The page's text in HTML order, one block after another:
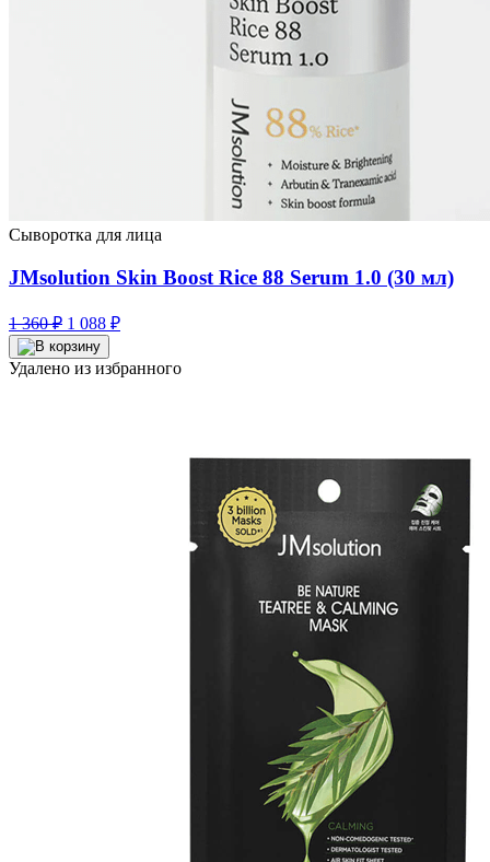
Сыворотка для лица
JMsolution Skin Boost Rice 88 Serum 1.0 (30 мл)
1 360₽ Первоначальная
цена
составляла
1
1 088 ₽Текущая
1
088 ₽.
Удалено из избранного